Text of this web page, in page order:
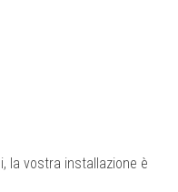
la vostra installazione è